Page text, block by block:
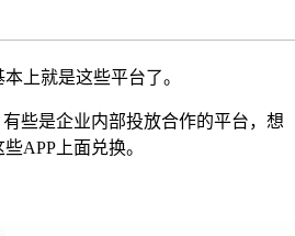
上就是这些平台了。
些是企业内部投放合作的平台，想
APP上面兑换。